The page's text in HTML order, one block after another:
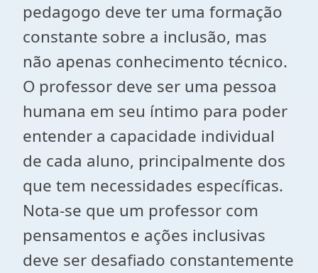
pedagogo deve ter uma formação
constante sobre a inclusão, mas
não apenas conhecimento técnico.
O professor deve ser uma pessoa
humana em seu íntimo para poder
entender a capacidade individual
de cada aluno, principalmente dos
que tem necessidades específicas.
Nota-se que um professor com
pensamentos e ações inclusivas
deve ser desafiado constantemente